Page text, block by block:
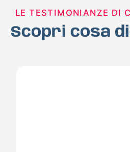
LE TESTIMONIANZE DI
Scopri cosa